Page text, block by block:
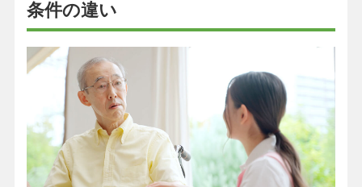
条件の違い